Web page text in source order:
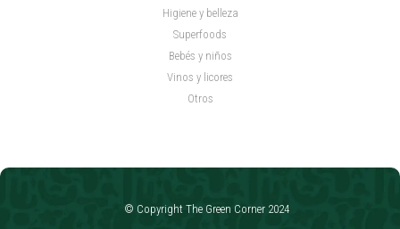
Higiene y belleza
Superfoods
Bebés y niños
Vinos y licores
Otros
© Copyright The Green Corner 2024